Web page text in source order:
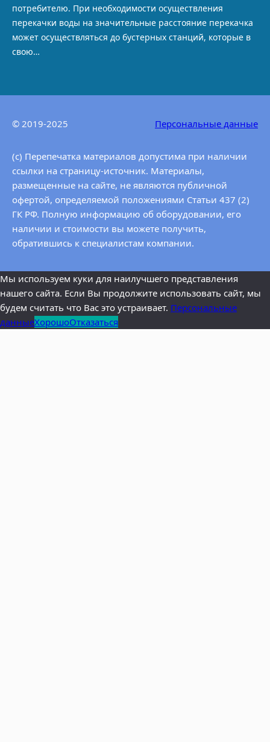
потребителю. При необходимости осуществления
перекачки воды на значительные расстояние перекачка
может осуществляться до бустерных станций, которые в
свою…
© 2019-2025 Персональные данные
(c) Перепечатка материалов допустима при наличии
ссылки на страницу-источник. Материалы,
размещенные на сайте, не являются публичной
офертой, определяемой положениями Статьи 437 (2)
ГК РФ. Полную информацию об оборудовании, его
наличии и стоимости вы можете получить,
обратившись к специалистам компании.
Мы используем куки для наилучшего представления
нашего сайта. Если Вы продолжите использовать сайт, мы
будем считать что Вас это устраивает. Персональные
данныеХорошоОтказаться